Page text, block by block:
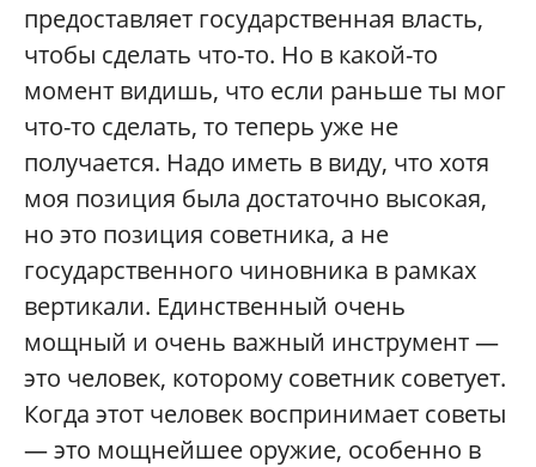
предоставляет государственная власть,
чтобы сделать что-то. Но в какой-то
момент видишь, что если раньше ты мог
что-то сделать, то теперь уже не
получается. Надо иметь в виду, что хотя
моя позиция была достаточно высокая,
но это позиция советника, а не
государственного чиновника в рамках
вертикали. Единственный очень
мощный и очень важный инструмент —
это человек, которому советник советует.
Когда этот человек воспринимает советы
— это мощнейшее оружие, особенно в